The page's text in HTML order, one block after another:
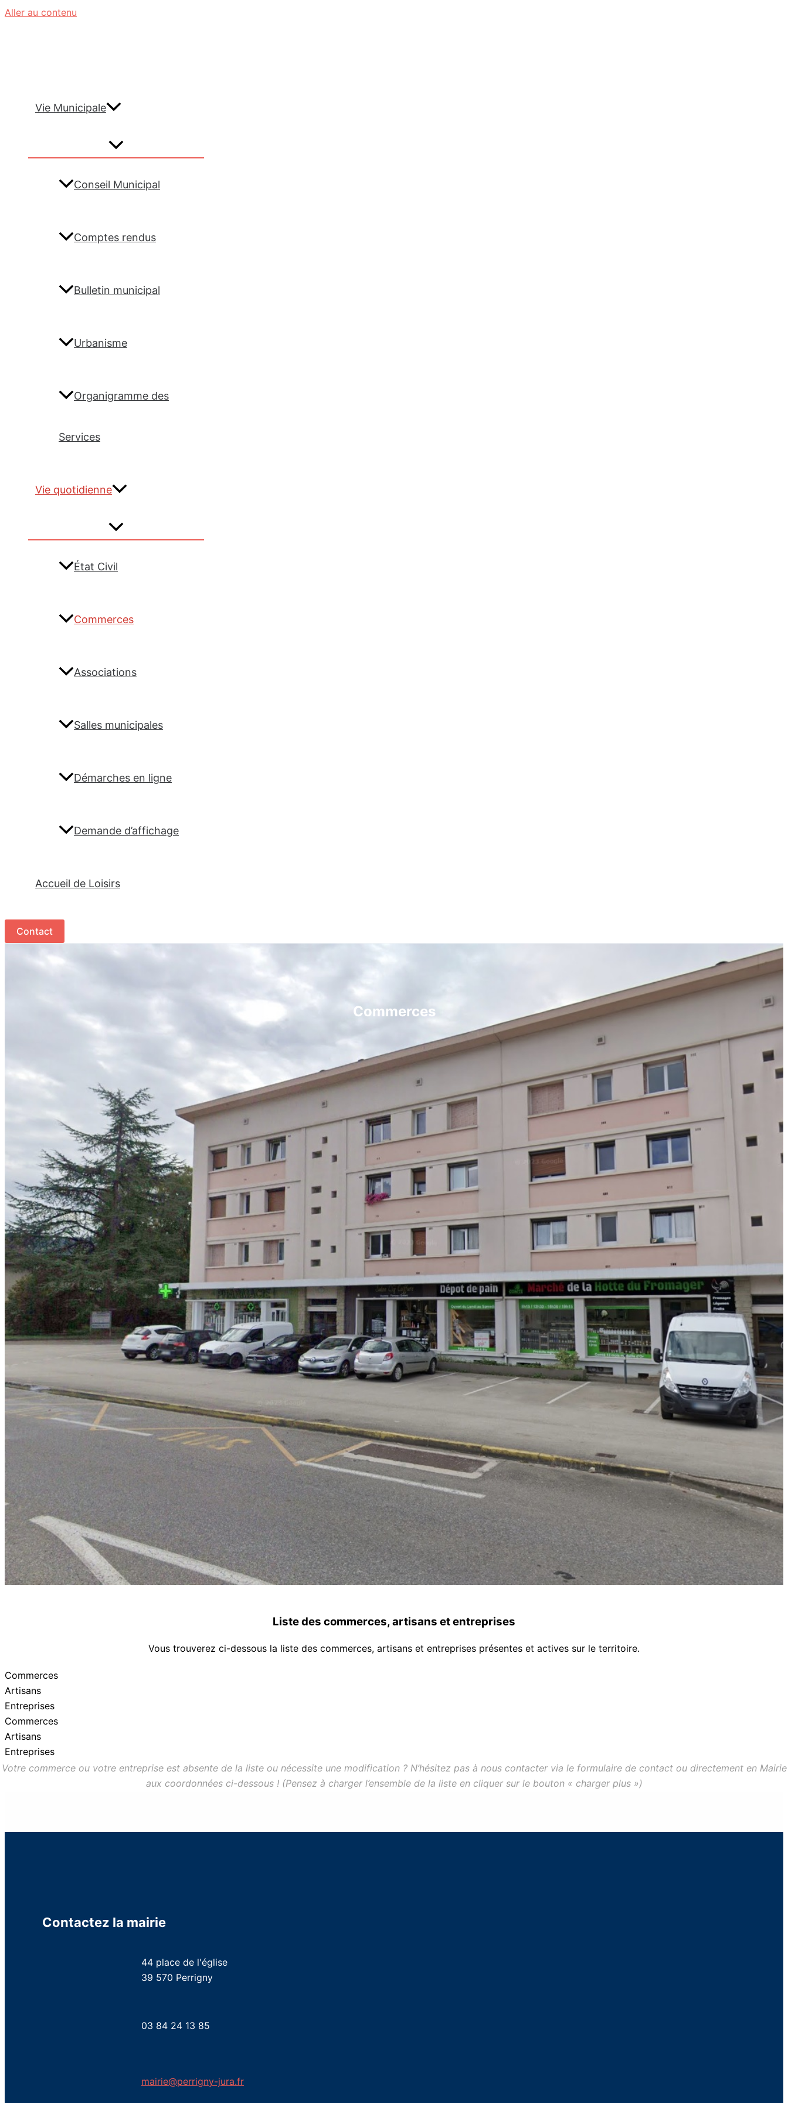
Aller au contenu
Vie Municipale
Conseil Municipal
Comptes rendus
Bulletin municipal
Urbanisme
Organigramme des
Services
Vie quotidienne
État Civil
Commerces
Associations
Salles municipales
Démarches en ligne
Demande d’affichage
Accueil de Loisirs
Contact
Commerces
Liste des commerces, artisans et entreprises
Vous trouverez ci-dessous la liste des commerces, artisans et entreprises présentes et actives sur le territoire.
Commerces
Artisans
Entreprises
Commerces
Artisans
Entreprises
Votre commerce ou votre entreprise est absente de la liste ou nécessite une modification ? N’hésitez pas à nous contacter via le formulaire de contact ou directement en Mairie
aux coordonnées ci-dessous ! (Pensez à charger l’ensemble de la liste en cliquer sur le bouton « charger plus »)
Contactez la mairie
44 place de l'église
39 570 Perrigny
03 84 24 13 85
mairie@perrigny-jura.fr